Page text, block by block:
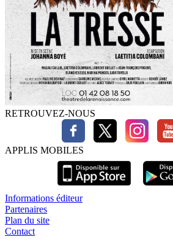
RETROUVEZ-NOUS
APPLIS MOBILES
Informations éditeur
Partenaires
Plan du site
Contact